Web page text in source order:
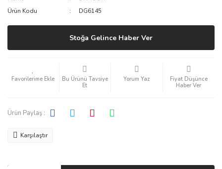
Ürün Kodu
DG6145
Stoğa Gelince Haber Ver
Bu Ürünü Tavsiye
Et
Yorum Yaz
Fiyat Düşünce
Haber Ver
Ürün Paylaş :
Karşılaştır